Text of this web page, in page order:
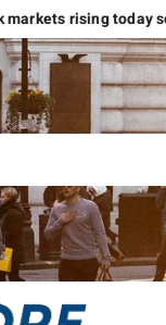
markets rising today